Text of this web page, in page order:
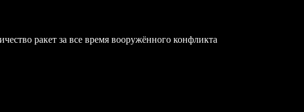
ракет за все время вооружённого конфликта